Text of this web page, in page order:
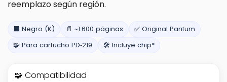
reemplazo según región.
⬛ Negro (K) 📄 ~1.600 páginas
✅ Original Pantum
🧩 Para cartucho PD‑219
🛠️ Incluye chip*
🧩 Compatibilidad